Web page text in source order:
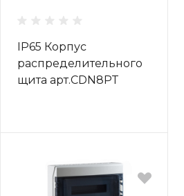
IP65 Корпус
распределительного
щита арт.CDN8PT